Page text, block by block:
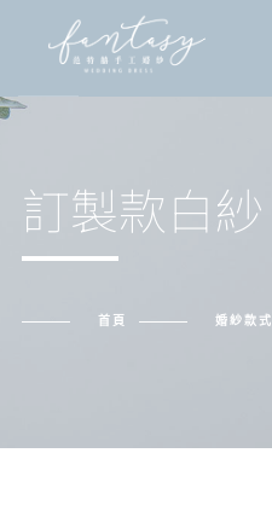
訂製款白紗
首頁 婚紗款式